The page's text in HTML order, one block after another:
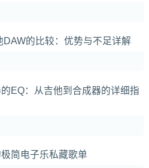
的比较：优势与不足详解
EQ：从吉他到合成器的详细指
简电子乐私藏歌单